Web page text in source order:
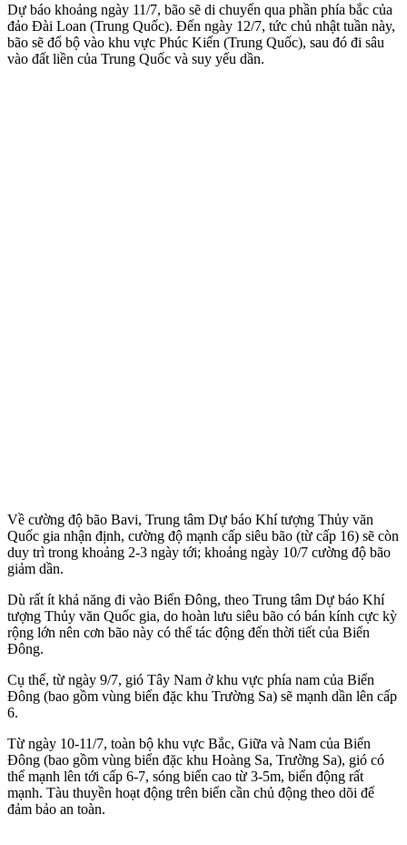
Dự báo khoảng ngày 11/7, bão sẽ di chuyển qua phần phía bắc của
đảo Đài Loan (Trung Quốc). Đến ngày 12/7, tức chủ nhật tuần này,
bão sẽ đổ bộ vào khu vực Phúc Kiến (Trung Quốc), sau đó đi sâu
vào đất liền của Trung Quốc và suy yếu dần.
Về cường độ bão Bavi, Trung tâm Dự báo Khí tượng Thủy văn
Quốc gia nhận định, cường độ mạnh cấp siêu bão (từ cấp 16) sẽ còn
duy trì trong khoảng 2-3 ngày tới; khoảng ngày 10/7 cường độ bão
giảm dần.
Dù rất ít khả năng đi vào Biển Đông, theo Trung tâm Dự báo Khí
tượng Thủy văn Quốc gia, do hoàn lưu siêu bão có bán kính cực kỳ
rộng lớn nên cơn bão này có thể tác động đến thời tiết của Biển
Đông.
Cụ thể, từ ngày 9/7, gió Tây Nam ở khu vực phía nam của Biển
Đông (bao gồm vùng biển đặc khu Trường Sa) sẽ mạnh dần lên cấp
6.
Từ ngày 10-11/7, toàn bộ khu vực Bắc, Giữa và Nam của Biển
Đông (bao gồm vùng biển đặc khu Hoàng Sa, Trường Sa), gió có
thể mạnh lên tới cấp 6-7, sóng biển cao từ 3-5m, biển động rất
mạnh. Tàu thuyền hoạt động trên biển cần chủ động theo dõi để
đảm bảo an toàn.